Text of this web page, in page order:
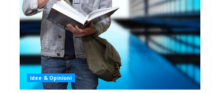
Idee & Opinioni